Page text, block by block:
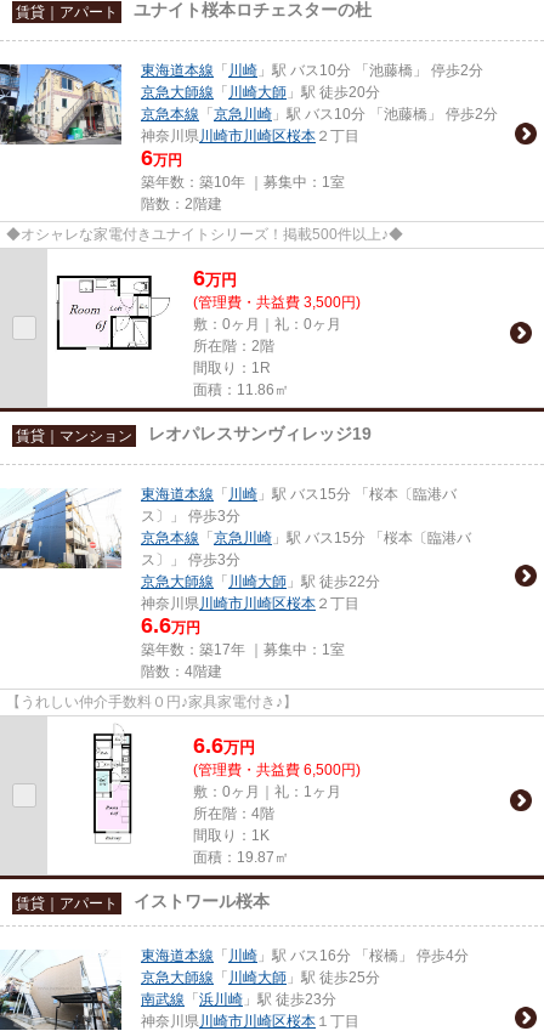
賃貸｜アパート ユナイト桜本ロチェスターの杜
東海道本線 「 川崎 」駅 バス10分 「池藤橋」 停歩2分
京急大師線 「 川崎大師 」駅 徒歩20分
京急本線 「 京急川崎 」駅 バス10分 「池藤橋」 停歩2分
神奈川県川崎市川崎区桜本 ２丁目
6万円
築年数：築10年 ｜募集中： 1室
階数：2階建
◆オシャレな家電付きユナイトシリーズ！掲載500件以上♪◆
6万円
(管理費・共益費 3,500円)
敷：0ヶ月｜礼：0ヶ月
所在階：2階
間取り：1R
面積：11.86㎡
賃貸｜マンション レオパレスサンヴィレッジ19
東海道本線 「 川崎 」駅 バス15分 「桜本〔臨港バ
ス〕」 停歩3分
京急本線 「 京急川崎 」駅 バス15分 「桜本〔臨港バ
ス〕」 停歩3分
京急大師線 「 川崎大師 」駅 徒歩22分
神奈川県川崎市川崎区桜本 ２丁目
6.6万円
築年数：築17年 ｜募集中： 1室
階数：4階建
【うれしい仲介手数料０円♪家具家電付き♪】
6.6万円
(管理費・共益費 6,500円)
敷：0ヶ月｜礼：1ヶ月
所在階：4階
間取り：1K
面積：19.87㎡
賃貸｜アパート イストワール桜本
東海道本線 「 川崎 」駅 バス16分 「桜橋」 停歩4分
京急大師線 「 川崎大師 」駅 徒歩25分
南武線 「 浜川崎 」駅 徒歩23分
神奈川県川崎市川崎区桜本 １丁目